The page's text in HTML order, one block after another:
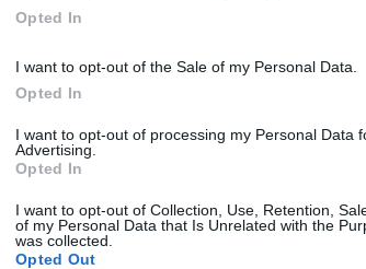
Opted In
I want to opt-out of the Sale of my Personal Data.
Opted In
I want to opt-out of processing my Personal Data
Advertising.
Opted In
I want to opt-out of Collection, Use, Retention,
of my Personal Data that Is Unrelated with the
was collected.
Opted Out